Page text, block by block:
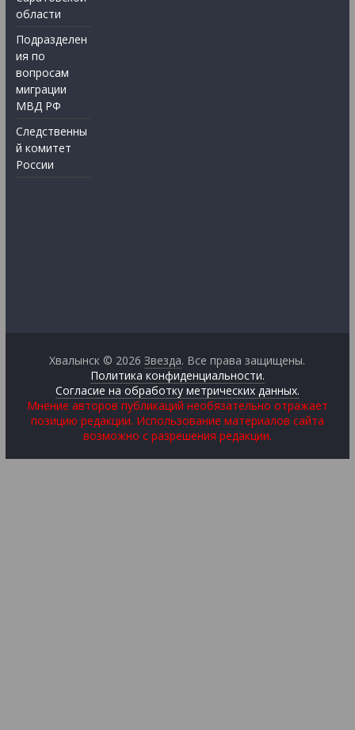
области
Подразделен
ия по
вопросам
миграции
МВД РФ
Следственны
й комитет
России
Хвалынск © 2026Звезда. Все права защищены.
Политика конфиденциальности.
Согласие на обработку метрических данных.
Мнение авторов публикаций необязательно отражает
позицию редакции. Использование материалов сайта
возможно с разрешения редакции.